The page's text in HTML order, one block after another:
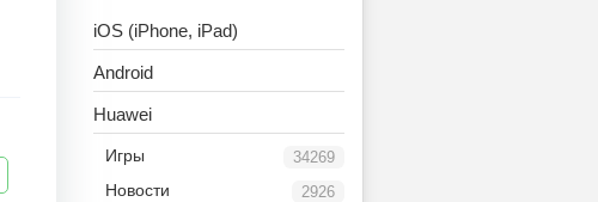
iOS (iPhone, iPad)
Android
Huawei
34269
Игры
2926
Новости